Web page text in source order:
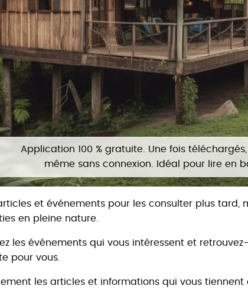
Application 100 % gratuite. Une fois
même sans connexion. Idéal pour lire en
et événements pour les consulter plus tard,
en pleine nature.
les événements qui vous intéressent et
pour vous.
les articles et informations qui vous tiennent